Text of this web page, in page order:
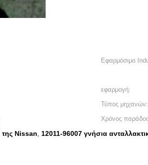
Εφαρμόσιμο
εφαρμογή:
Τύπος
Χρόνος
της Nissan, 12011-96007 γνήσια